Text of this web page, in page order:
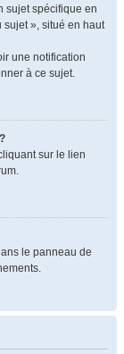
sujet spécifique en
», situé en haut
une notification
à ce sujet.
sur le lien
le panneau de